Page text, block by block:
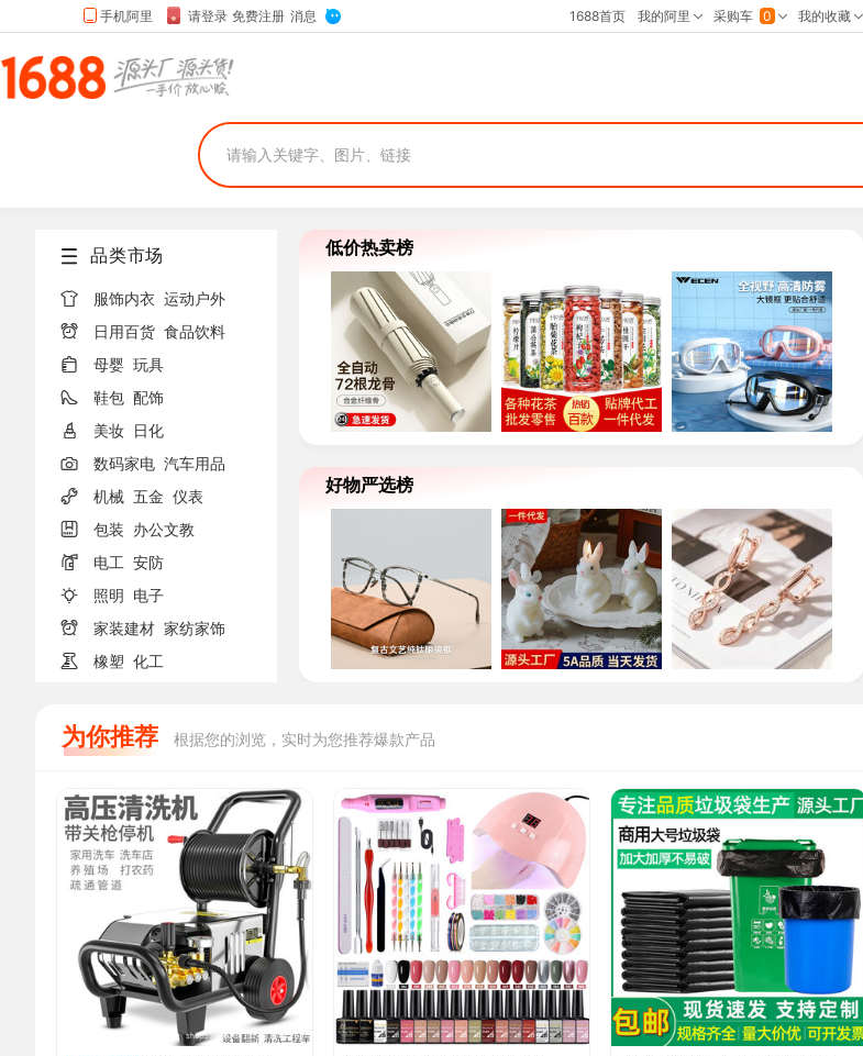
品类市场
 服饰内衣 运动户外
 日用百货 食品饮料
 母婴 玩具
 鞋包 配饰
 美妆 日化
 数码家电 汽车用品
 机械 五金 仪表
 包装 办公文教
 电工 安防
 照明 电子
 家装建材 家纺家饰
 橡塑 化工
低价热卖榜
好物严选榜
为你推荐 根据您的浏览，实时为您推荐爆款产品